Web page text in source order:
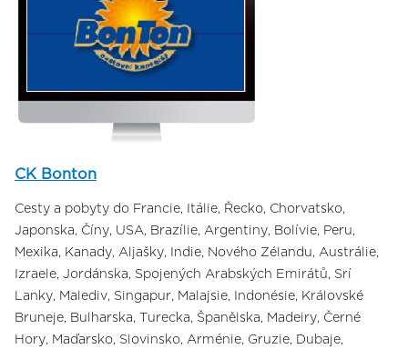
CK Bonton
Cesty a pobyty do Francie, Itálie, Řecko, Chorvatsko,
Japonska, Číny, USA, Brazílie, Argentiny, Bolívie, Peru,
Mexika, Kanady, Aljašky, Indie, Nového Zélandu, Austrálie,
Izraele, Jordánska, Spojených Arabských Emirátů, Srí
Lanky, Malediv, Singapur, Malajsie, Indonésie, Královské
Bruneje, Bulharska, Turecka, Španělska, Madeiry, Černé
Hory, Maďarsko, Slovinsko, Arménie, Gruzie, Dubaje,